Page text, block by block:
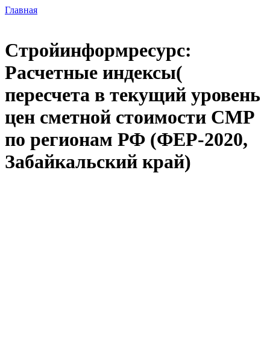
Главная
Стройинформресурс:
Расчетные индексы(
пересчета в текущий уровень
цен сметной стоимости СМР
по регионам РФ (ФЕР-2020,
Забайкальский край)